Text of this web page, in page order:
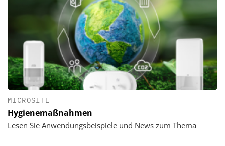
MICROSITE
Hygienemaßnahmen
Lesen Sie Anwendungsbeispiele und News zum Thema